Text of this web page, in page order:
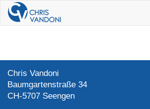
Chris Vandoni
Baumgartenstraße 34
CH-5707 Seengen